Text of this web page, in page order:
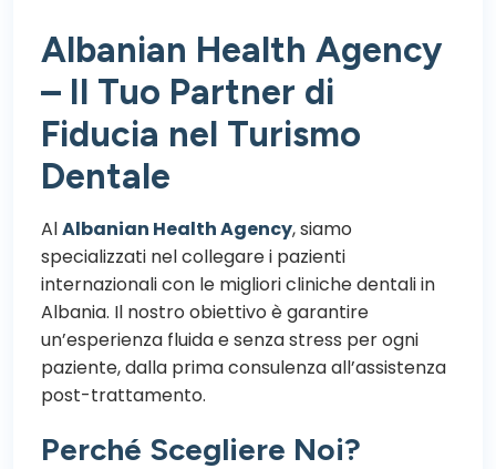
Albanian Health Agency
– Il Tuo Partner di
Fiducia nel Turismo
Dentale
AlAlbanian Health Agency, siamo
specializzati nel collegare i pazienti
internazionali con le migliori cliniche dentali in
Albania. Il nostro obiettivo è garantire
un’esperienza fluida e senza stress per ogni
paziente, dalla prima consulenza all’assistenza
post-trattamento.
Perché Scegliere Noi?